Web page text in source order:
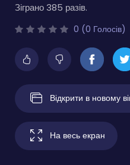
Зіграно 385 разів.
0 (0 Голосів)
Відкрити в новому
На весь екран